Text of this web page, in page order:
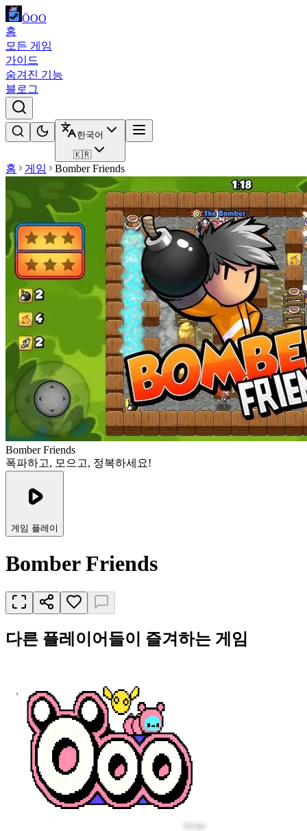
ÖOO
홈
모든 게임
가이드
숨겨진 기능
블로그
한국어
🇰🇷
홈 게임 Bomber Friends
Bomber Friends
폭파하고, 모으고, 정복하세요!
게임 플레이
Bomber Friends
다른 플레이어들이 즐겨하는 게임